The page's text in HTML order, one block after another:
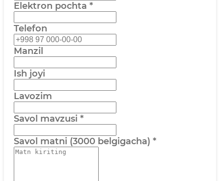
Elektron pochta *
Telefon
Manzil
Ish joyi
Lavozim
Savol mavzusi *
Savol matni (3000 belgigacha) *